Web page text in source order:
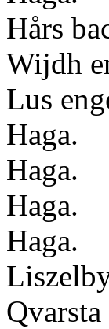
Hårs
Wijdh
Lus
Haga.
Haga.
Haga.
Haga.